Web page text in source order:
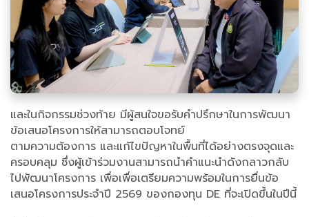
และในกิจกรรมช่วงท้าย มีผู้สนใจขอรับคำปรึกษาในการพัฒนา
ข้อเสนอโครงการให้สามารถตอบโจทย์
ตามความต้องการ และแก้ไขปัญหาในพื้นที่ได้อย่างตรงจุดและ
ครอบคลุม ซึ่งผู้เข้าร่วมงานสามารถนำคำแนะนำดังกลาวกลับ
ไปพัฒนาโครงการ เพื่อเพื่อเตรียมความพร้อมในการยื่นข้อ
เสนอโครงการประจำปี 2569 ของกองทุน DE ที่จะเปิดขึ้นในปีนี้